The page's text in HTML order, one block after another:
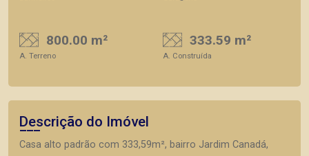
800.00 m²
A. Terreno
333.59 m²
A. Construída
Descrição do Imóvel
Casa alto padrão com 333,59m², bairro Jardim Canadá,